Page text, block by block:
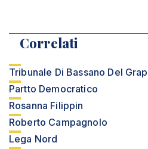
Correlati
Tribunale Di Bassano Del
Partto Democratico
Rosanna Filippin
Roberto Campagnolo
Lega Nord